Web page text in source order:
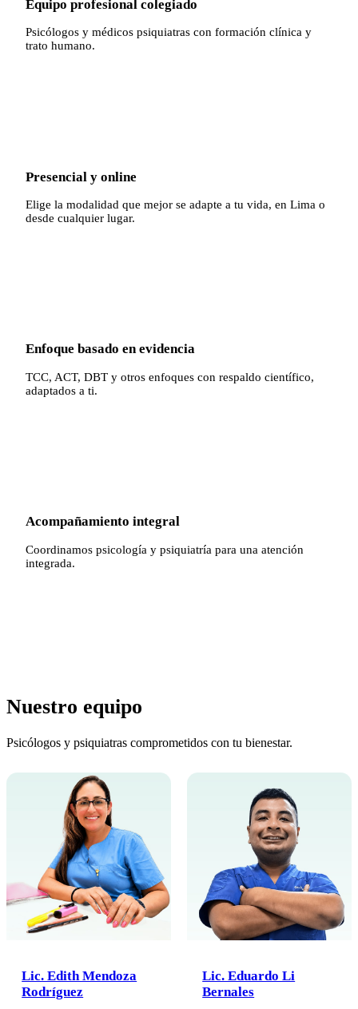
Equipo profesional colegiado
Psicólogos y médicos psiquiatras con formación clínica y
trato humano.
Presencial y online
Elige la modalidad que mejor se adapte a tu vida, en Lima o
desde cualquier lugar.
Enfoque basado en evidencia
TCC, ACT, DBT y otros enfoques con respaldo científico,
adaptados a ti.
Acompañamiento integral
Coordinamos psicología y psiquiatría para una atención
integrada.
Nuestro equipo
Psicólogos y psiquiatras comprometidos con tu bienestar.
Lic. Edith Mendoza
Rodríguez
Lic. Eduardo Li
Bernales